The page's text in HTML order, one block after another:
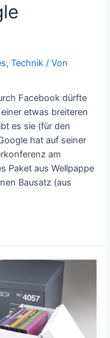
,Technik / Von
Facebook dürfte
etwas breiteren
es sie (für den
hat auf seiner
am
Paket aus Wellpappe
Bausatz (aus